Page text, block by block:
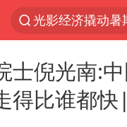
光影经济撬动暑
士倪光南:
得比谁都